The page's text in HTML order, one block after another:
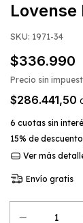
Lovense
SKU: 1971-34
$336.990
Precio sin
$286.441,50
6 cuotas sin
15% de descuento
Ver más
Envío gratis